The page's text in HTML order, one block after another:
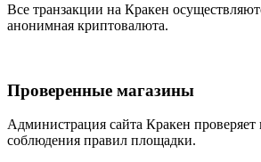
Все транзакции на Кракен
анонимная криптовалюта.
Проверенные магазины
Администрация сайта Кракен проверяет
соблюдения правил площадки.